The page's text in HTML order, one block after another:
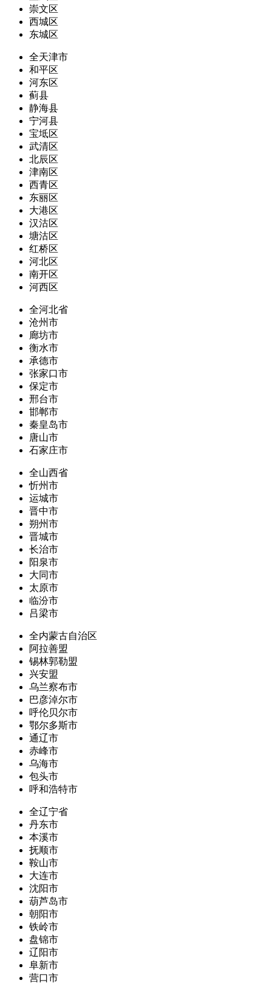
崇文区
西城区
东城区
全天津市
和平区
河东区
蓟县
静海县
宁河县
宝坻区
武清区
北辰区
津南区
西青区
东丽区
大港区
汉沽区
塘沽区
红桥区
河北区
南开区
河西区
全河北省
沧州市
廊坊市
衡水市
承德市
张家口市
保定市
邢台市
邯郸市
秦皇岛市
唐山市
石家庄市
全山西省
忻州市
运城市
晋中市
朔州市
晋城市
长治市
阳泉市
大同市
太原市
临汾市
吕梁市
全内蒙古自治区
阿拉善盟
锡林郭勒盟
兴安盟
乌兰察布市
巴彦淖尔市
呼伦贝尔市
鄂尔多斯市
通辽市
赤峰市
乌海市
包头市
呼和浩特市
全辽宁省
丹东市
本溪市
抚顺市
鞍山市
大连市
沈阳市
葫芦岛市
朝阳市
铁岭市
盘锦市
辽阳市
阜新市
营口市